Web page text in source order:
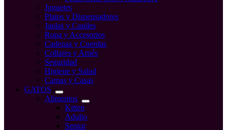
Juguetes
Platos y Dispensadores
Jaulas y Caniles
Ropa y Accesorios
Cadenas y Cuerdas
Collares y Arnés
Seguridad
Higiene y Salud
Camas y Casas
GATOS
Alimentos
Kitten
Adulto
Senior